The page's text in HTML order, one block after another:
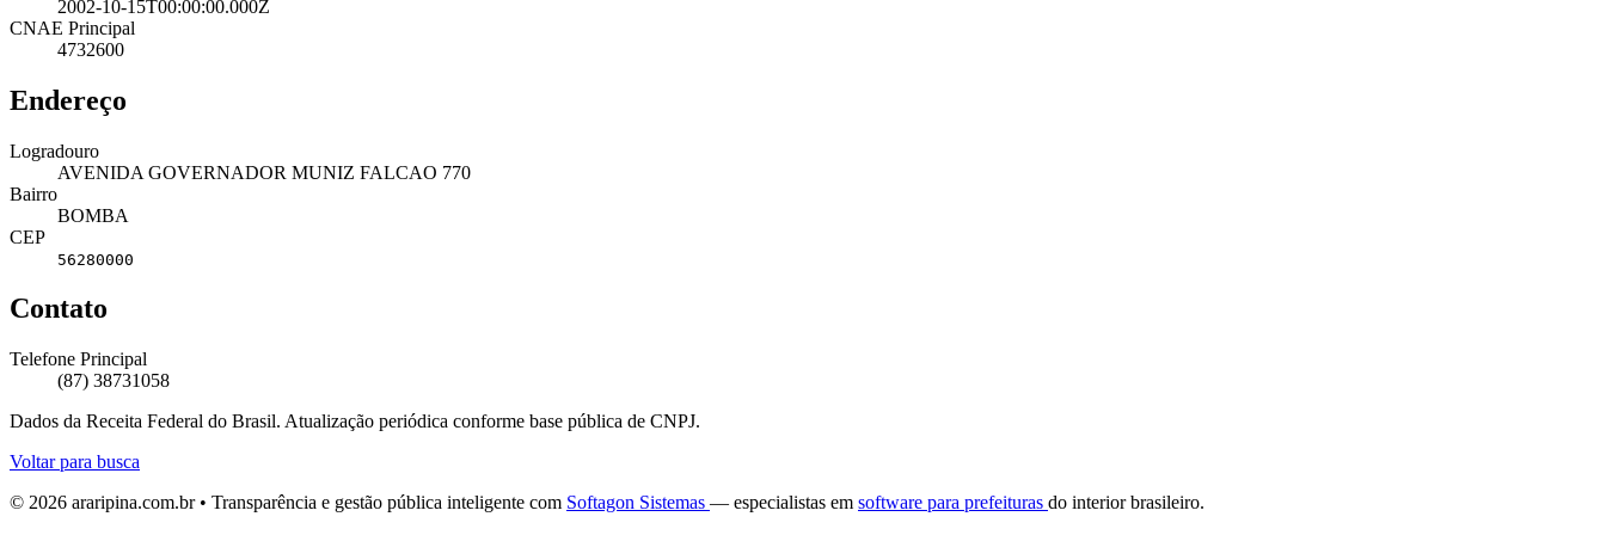
2002-10-15T00:00:00.000Z
CNAE Principal
4732600
Endereço
Logradouro
AVENIDA GOVERNADOR MUNIZ FALCAO 770
Bairro
BOMBA
CEP
56280000
Contato
Telefone Principal
(87) 38731058
Dados da Receita Federal do Brasil. Atualização periódica conforme base pública de CNPJ.
Voltar para busca
© 2026 araripina.com.br • Transparência e gestão pública inteligente com Softagon Sistemas — especialistas em software para prefeituras do interior brasileiro.